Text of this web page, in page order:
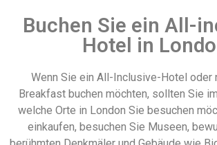
Buchen Sie ein All-
Hotel in
Wenn Sie ein All-Inclusive-Hotel oder
Breakfast buchen möchten, sollten Sie
welche Orte in London Sie besuchen
einkaufen, besuchen Sie Museen,